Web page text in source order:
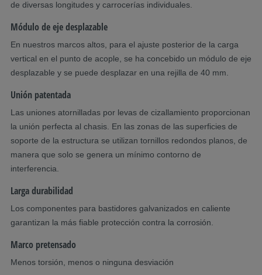
de diversas longitudes y carrocerías individuales.
Módulo de eje desplazable
En nuestros marcos altos, para el ajuste posterior de la carga
vertical en el punto de acople, se ha concebido un módulo de eje
desplazable y se puede desplazar en una rejilla de 40 mm.
Unión patentada
Las uniones atornilladas por levas de cizallamiento proporcionan
la unión perfecta al chasis. En las zonas de las superficies de
soporte de la estructura se utilizan tornillos redondos planos, de
manera que solo se genera un mínimo contorno de
interferencia.
Larga durabilidad
Los componentes para bastidores galvanizados en caliente
garantizan la más fiable protección contra la corrosión.
Marco pretensado
Menos torsión, menos o ninguna desviación